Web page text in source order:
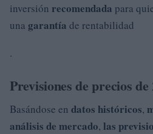
inversión recomendada para
una garantía de rentabilidad
.
Previsiones de precios de
Basándose en datos históricos,
análisis de mercado, las